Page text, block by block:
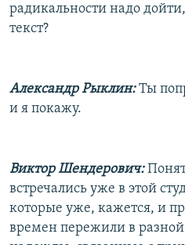
радикальности надо
текст?
Александр Рыклин:Ты
и я покажу.
Виктор Шендерович:
встречались уже в этой
которые уже, кажется, и
времен пережили в